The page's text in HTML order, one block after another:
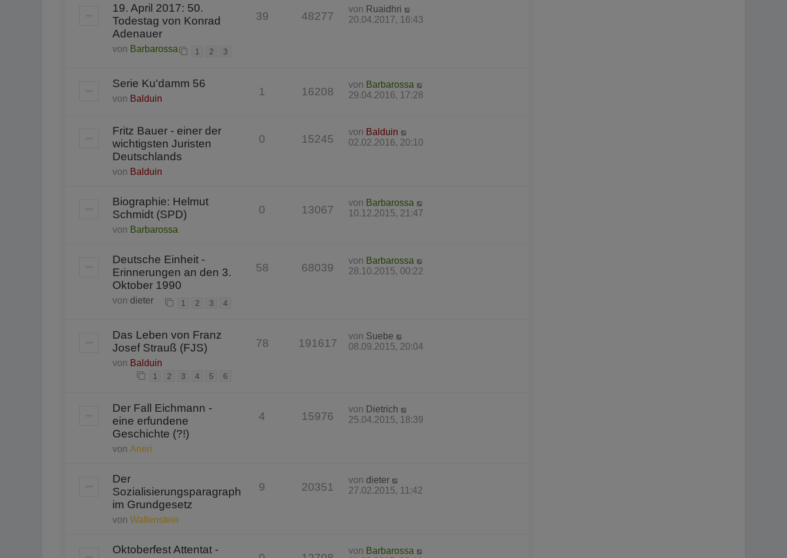
19. April 2017: 50.
Todestag von Konrad
Adenauer
von Barbarossa 1 2 3
39 48277
von Ruaidhri
20.04.2017, 16:43
Serie Ku'damm 56
von Balduin
1 16208
von Barbarossa
29.04.2016, 17:28
Fritz Bauer - einer der
wichtigsten Juristen
Deutschlands
von Balduin
0 15245
von Balduin
02.02.2016, 20:10
Biographie: Helmut
Schmidt (SPD)
von Barbarossa
0 13067
von Barbarossa
10.12.2015, 21:47
Deutsche Einheit -
Erinnerungen an den 3.
Oktober 1990
von dieter 1 2 3 4
58 68039
von Barbarossa
28.10.2015, 00:22
Das Leben von Franz
Josef Strauß (FJS)
von Balduin
1 2 3 4 5 6
78 191617
von Suebe
08.09.2015, 20:04
Der Fall Eichmann -
eine erfundene
Geschichte (?!)
von Aneri
4 15976
von Dietrich
25.04.2015, 18:39
Der
Sozialisierungsparagraph
im Grundgesetz
von Wallenstein
9 20351
von dieter
27.02.2015, 11:42
Oktoberfest Attentat -
von Barbarossa